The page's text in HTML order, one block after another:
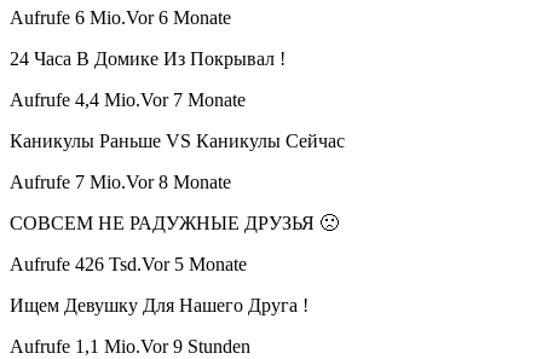
Aufrufe 6 Mio.Vor 6 Monate
24 Часа В Домике Из Покрывал !
Aufrufe 4,4 Mio.Vor 7 Monate
Каникулы Раньше VS Каникулы Сейчас
Aufrufe 7 Mio.Vor 8 Monate
СОВСЕМ НЕ РАДУЖНЫЕ ДРУЗЬЯ 🙁
Aufrufe 426 Tsd.Vor 5 Monate
Ищем Девушку Для Нашего Друга !
Aufrufe 1,1 Mio.Vor 9 Stunden